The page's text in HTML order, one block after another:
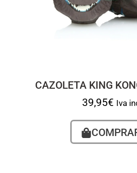
CAZOLETA KING
39,95€ Iva